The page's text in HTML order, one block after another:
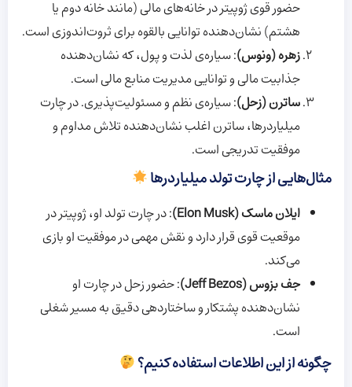
حضور قوی ژوپیتر در خانه‌های مالی (مانند خانه دوم یا
هشتم) نشان‌دهنده توانایی بالقوه برای ثروت‌اندوزی است.
زهره (ونوس): سیاره‌ی لذت و پول، که نشان‌دهنده
جذابیت مالی و توانایی مدیریت منابع مالی است.
ساترن (زحل): سیاره‌ی نظم و مسئولیت‌پذیری. در چارت
میلیاردرها، ساترن اغلب نشان‌دهنده تلاش مداوم و
موفقیت تدریجی است.
مثال‌هایی از چارت تولد میلیاردرها
ایلان ماسک (Elon Musk)
: در چارت تولد او، ژوپیتر در
موقعیت قوی قرار دارد و نقش مهمی در موفقیت او بازی
می‌کند.
جف بزوس (Jeff Bezos)
: حضور زحل در چارت او
نشان‌دهنده پشتکار و ساختاردهی دقیق به مسیر شغلی
است.
چگونه از این اطلاعات استفاده کنیم؟